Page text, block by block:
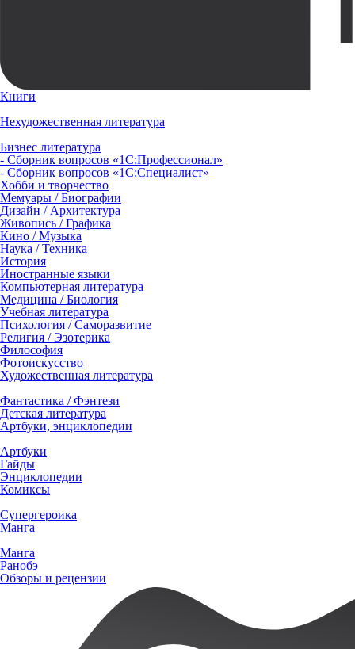
Книги
Нехудожественная литература
Бизнес литература
- Сборник вопросов «1С:Профессионал»
- Сборник вопросов «1С:Специалист»
Хобби и творчество
Мемуары / Биографии
Дизайн / Архитектура
Живопись / Графика
Кино / Музыка
Наука / Техника
История
Иностранные языки
Компьютерная литература
Медицина / Биология
Учебная литература
Психология / Саморазвитие
Религия / Эзотерика
Философия
Фотоискусство
Художественная литература
Фантастика / Фэнтези
Детская литература
Артбуки, энциклопедии
Артбуки
Гайды
Энциклопедии
Комиксы
Супергероика
Манга
Манга
Ранобэ
Обзоры и рецензии